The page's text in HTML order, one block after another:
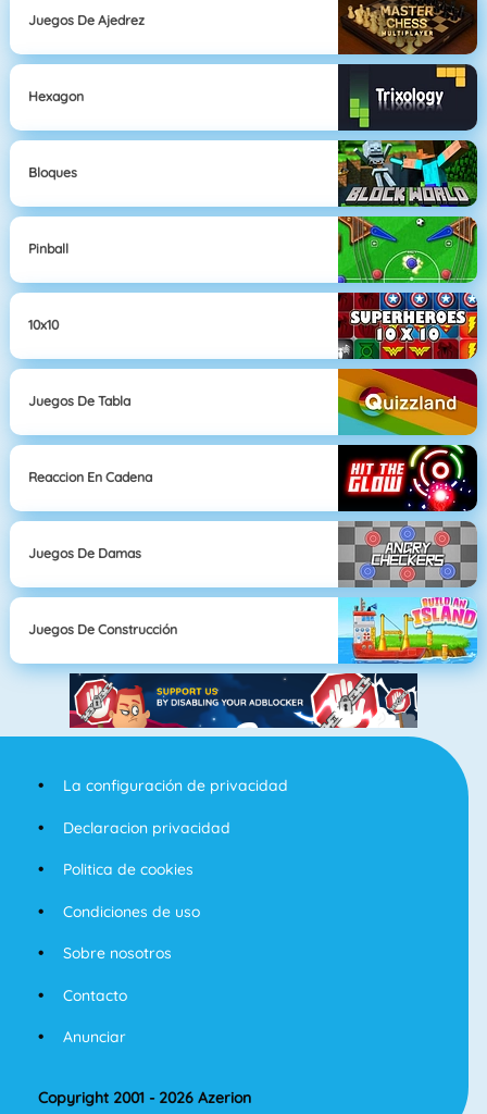
Juegos De Ajedrez
Hexagon
Bloques
Pinball
10x10
Juegos De Tabla
Reaccion En Cadena
Juegos De Damas
Juegos De Construcción
La configuración de privacidad
Declaracion privacidad
Politica de cookies
Condiciones de uso
Sobre nosotros
Contacto
Anunciar
Copyright 2001 - 2026 Azerion